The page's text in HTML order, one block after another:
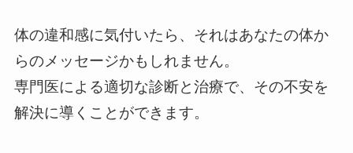
体の違和感に気付いたら、それはあなたの体か
らのメッセージかもしれません。
専門医による適切な診断と治療で、その不安を
解決に導くことができます。